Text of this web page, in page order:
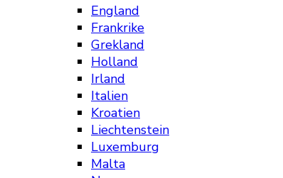
England
Frankrike
Grekland
Holland
Irland
Italien
Kroatien
Liechtenstein
Luxemburg
Malta